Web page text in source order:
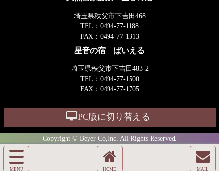
埼玉県秩父市下吉田468
TEL： 0494-77-1188
FAX： 0494-77-1313
星音の宿 ばいえる
埼玉県秩父市下吉田483-2
TEL： 0494-77-1500
FAX： 0494-77-1705
PC版に切り替える
Copyright © Beyer Co,Inc. All Rights Reserved.
サ
イ
ホ メ